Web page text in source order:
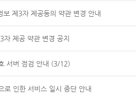
인정보 제3자 제공동의 약관 변경 안내
자 제공 약관 변경 공지
서버 점검 안내 (3/12)
로 인한 서비스 일시 중단 안내